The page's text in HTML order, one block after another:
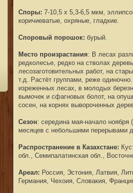
Споры: 7-10,5 х 5,3-6,5 мкм ,
коричиеватые, охряные, гладкие.
Споровый порошок: бурый.
Место произрастания: В лесах
редколесье, редко на стволах
лесозаготовительных работ, на
т.д. Растёт группами, реже
изреженных лесах, в молодых
вымочек и сфагновых болот, на
сосен, на корнях вывороченных
Сезон: середина мая-начало ноября
месяцев с небольшими перерывами
Распространение в Казахстане:
обл., Семипалатинская обл.,
Ареал: Россия, Эстония, Латвия,
Германия, Чехоия, Словакия,